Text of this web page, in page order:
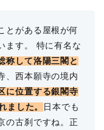
とがある屋根が何
ます。 特に有名な
称して洛陽三閣と
、西本願寺の境内
に位置する銀閣寺
ました。
日本でも
の古刹ですね。正